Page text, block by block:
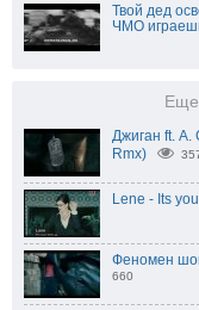
Твой дед
ЧМО
Еще
Джиган ft. А.
Rmx)
Lene - Its
Феномен
660